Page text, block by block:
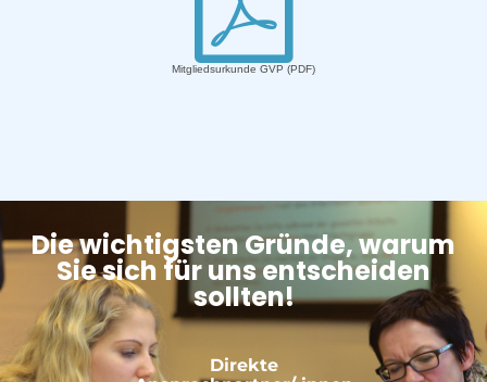
Mitgliedsurkunde GVP (PDF)
Die wichtigsten Gründe, warum
Sie sich für uns entscheiden
sollten!
Direkte